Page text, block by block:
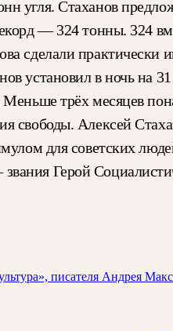
угля. Стаханов
— 324 тонны. 324
сделали
установил в ночь на
Меньше трёх месяцев
свободы. Алексей
для советских
Герой
писателя Андрея